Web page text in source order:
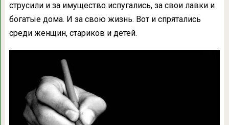
струсили и за имущество испугались, за свои лавки и
богатые дома. И за свою жизнь. Вот и спрятались
среди женщин, стариков и детей.